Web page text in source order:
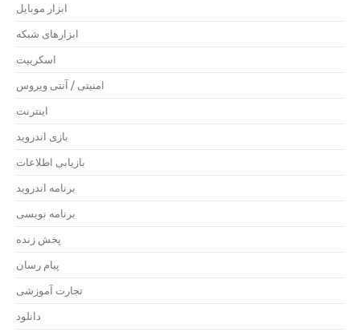
ابزار موبایل
ابزارهای شبکه
اسکریپت
امنیتی / آنتی ویروس
اینترنت
بازی اندروید
بازیابی اطلاعات
برنامه اندروید
برنامه نویسی
پخش زنده
پیام رسان
تجارت آموزشی
دانلود